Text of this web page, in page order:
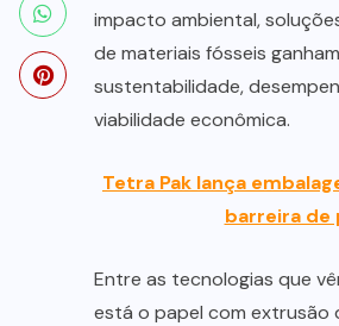
impacto ambiental,
de materiais fósseis
sustentabilidade,
viabilidade econômica.
Tetra Pak lança
barreira de
Entre as tecnologias que
está o papel com extrusão